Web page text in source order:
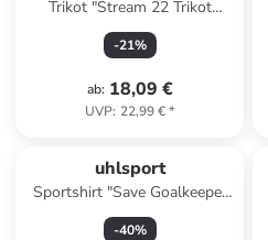
Trikot "Stream 22 Trikot
Langarm" in Rot
-21%
ab: 18,09 €
UVP: 22,99 €*
uhlsport
Sportshirt "Save Goalkeeper
Shirt" in Rot
-40%